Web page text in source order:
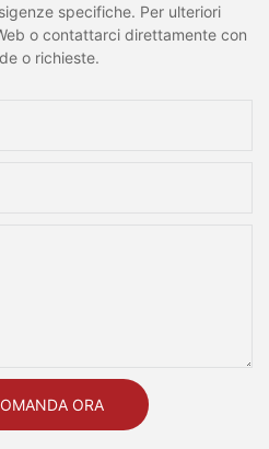
specifiche. Per ulteriori
o contattarci direttamente con
o richieste.
ORA